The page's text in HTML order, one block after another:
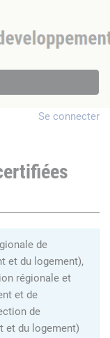
Se connecter
de
et du logement),
régionale et
et de
de
et du logement)